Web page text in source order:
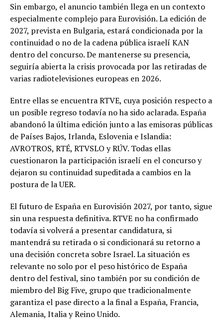
Sin embargo, el anuncio también llega en un contexto
especialmente complejo para Eurovisión. La edición de
2027, prevista en Bulgaria, estará condicionada por la
continuidad o no de la cadena pública israelí KAN
dentro del concurso. De mantenerse su presencia,
seguiría abierta la crisis provocada por las retiradas de
varias radiotelevisiones europeas en 2026.
Entre ellas se encuentra RTVE, cuya posición respecto a
un posible regreso todavía no ha sido aclarada. España
abandonó la última edición junto a las emisoras públicas
de Países Bajos, Irlanda, Eslovenia e Islandia:
AVROTROS, RTÉ, RTVSLO y RÚV. Todas ellas
cuestionaron la participación israelí en el concurso y
dejaron su continuidad supeditada a cambios en la
postura de la UER.
El futuro de España en Eurovisión 2027, por tanto, sigue
sin una respuesta definitiva. RTVE no ha confirmado
todavía si volverá a presentar candidatura, si
mantendrá su retirada o si condicionará su retorno a
una decisión concreta sobre Israel. La situación es
relevante no solo por el peso histórico de España
dentro del festival, sino también por su condición de
miembro del Big Five, grupo que tradicionalmente
garantiza el pase directo a la final a España, Francia,
Alemania, Italia y Reino Unido.